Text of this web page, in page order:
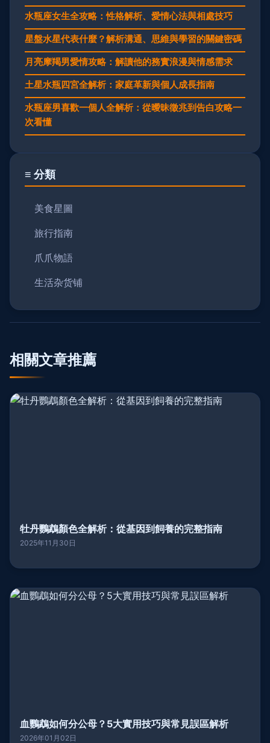
水瓶座女生全攻略：性格解析、愛情心法與相處技巧
星盤水星代表什麼？解析溝通、思維與學習的關鍵密碼
月亮摩羯男愛情攻略：解讀他的務實浪漫與情感需求
土星水瓶四宮全解析：家庭革新與個人成長指南
水瓶座男喜歡一個人全解析：從曖昧徵兆到告白攻略一
次看懂
≡ 分類
美食星圖
旅行指南
爪爪物語
生活杂货铺
相關文章推薦
牡丹鸚鵡顏色全解析：從基因到飼養的完整指南
2025年11月30日
血鸚鵡如何分公母？5大實用技巧與常見誤區解析
2026年01月02日